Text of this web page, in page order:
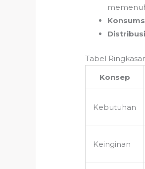
Distribusi
Tabel
Konsep
Kebutuhan
Keinginan